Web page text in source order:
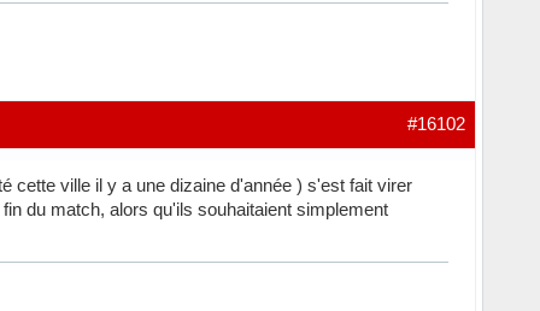
#16102
cette ville il y a une dizaine d'année ) s'est fait virer
du match, alors qu'ils souhaitaient simplement